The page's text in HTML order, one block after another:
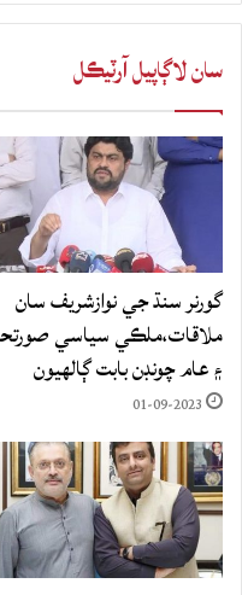
سان لاڳاپيل آرٽيڪل
گورنر سنڌ جي نوازشريف سان
ملاقات،ملڪي سياسي
۽ عام چونڊن بابت ڳالهيون
01-09-2023